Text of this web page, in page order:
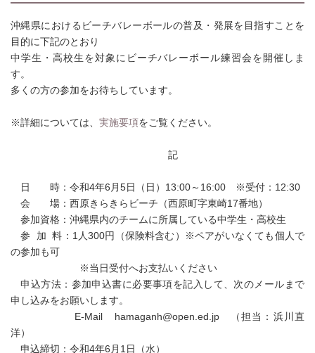
沖縄県におけるビーチバレーボールの普及・発展を目指すことを
目的に下記のとおり
中学生・高校生を対象にビーチバレーボール練習会を開催しま
す。
多くの方の参加をお待ちしています。
※詳細については、 実施要項をご覧ください。
記
日 時：令和4年6月5日（日）13:00～16:00 ※受付：12:30
会 場：西原きらきらビーチ（西原町字東崎17番地）
参加資格：沖縄県内のチームに所属している中学生・高校生
参 加 料：1人300円（保険料含む）※ペアがいなくても個人で
の参加も可
※当日受付へお支払いください
申込方法：参加申込書に必要事項を記入して、次のメールまで
申し込みをお願いします。
E-Mail hamaganh@open.ed.jp （担当：浜川直
洋）
申込締切：令和4年6月1日（水）